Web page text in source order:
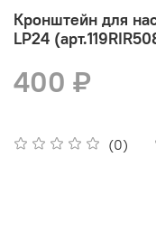
Кронштейн для
LP24
(0)
400 ₽